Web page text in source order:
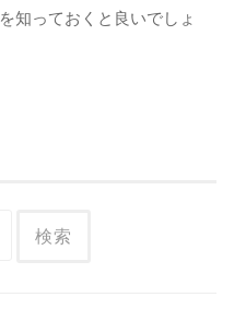
を知っておくと良いでしょ